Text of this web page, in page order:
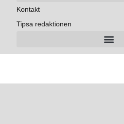
Kontakt
Tipsa redaktionen